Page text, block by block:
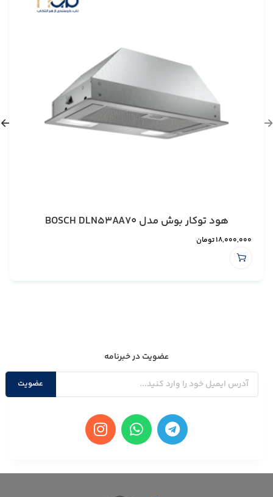
هود توکار بوش مدل BOSCH DLN53AA70
18,000,000تومان
عضویت در خبرنامه